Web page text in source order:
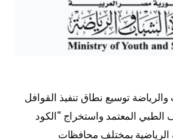
توسيع نطاق تنفيذ القوافل
الطبي المعتمد واستخراج “الكود
الرياضية بمختلف محافظات